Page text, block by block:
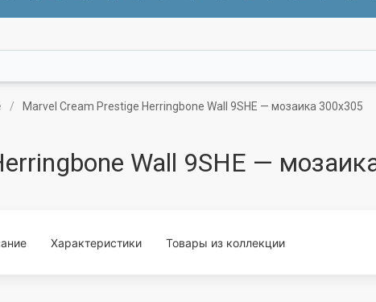
Marvel Cream Prestige Herringbone Wall 9SHE — мозаика 300x305
Wall 9SHE —
Характеристики Товары из коллекции